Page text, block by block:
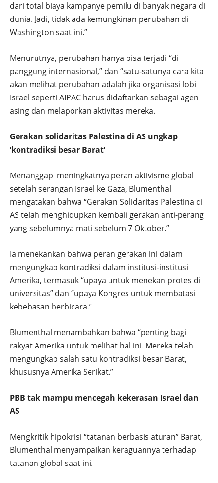
dari total biaya kampanye pemilu di banyak negara di
dunia. Jadi, tidak ada kemungkinan perubahan di
Washington saat ini.”
Menurutnya, perubahan hanya bisa terjadi “di
panggung internasional,” dan “satu-satunya cara kita
akan melihat perubahan adalah jika organisasi lobi
Israel seperti AIPAC harus didaftarkan sebagai agen
asing dan melaporkan aktivitas mereka.
Gerakan solidaritas Palestina di AS ungkap
‘kontradiksi besar Barat’
Menanggapi meningkatnya peran aktivisme global
setelah serangan Israel ke Gaza, Blumenthal
mengatakan bahwa “Gerakan Solidaritas Palestina di
AS telah menghidupkan kembali gerakan anti-perang
yang sebelumnya mati sebelum 7 Oktober.”
Ia menekankan bahwa peran gerakan ini dalam
mengungkap kontradiksi dalam institusi-institusi
Amerika, termasuk “upaya untuk menekan protes di
universitas” dan “upaya Kongres untuk membatasi
kebebasan berbicara.”
Blumenthal menambahkan bahwa “penting bagi
rakyat Amerika untuk melihat hal ini. Mereka telah
mengungkap salah satu kontradiksi besar Barat,
khususnya Amerika Serikat.”
PBB tak mampu mencegah kekerasan Israel dan
AS
Mengkritik hipokrisi “tatanan berbasis aturan” Barat,
Blumenthal menyampaikan keraguannya terhadap
tatanan global saat ini.